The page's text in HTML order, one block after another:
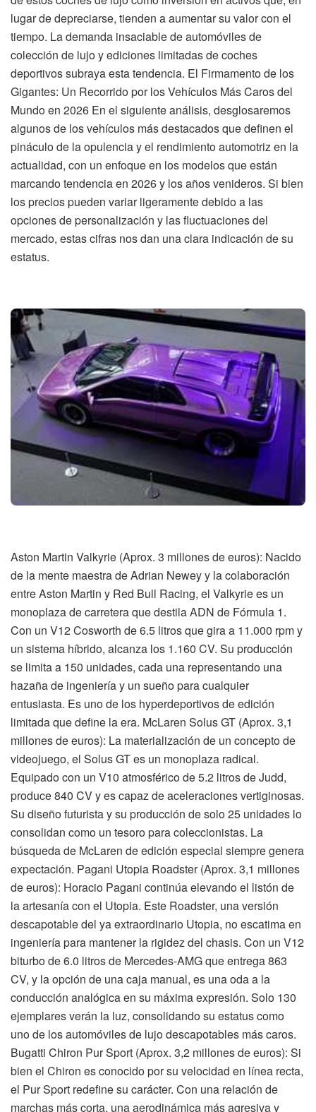
lugar de depreciarse, tienden a aumentar su valor con el
tiempo. La demanda insaciable de automóviles de
colección de lujo y ediciones limitadas de coches
deportivos subraya esta tendencia. El Firmamento de los
Gigantes: Un Recorrido por los Vehículos Más Caros del
Mundo en 2026 En el siguiente análisis, desglosaremos
algunos de los vehículos más destacados que definen el
pináculo de la opulencia y el rendimiento automotriz en la
actualidad, con un enfoque en los modelos que están
marcando tendencia en 2026 y los años venideros. Si bien
los precios pueden variar ligeramente debido a las
opciones de personalización y las fluctuaciones del
mercado, estas cifras nos dan una clara indicación de su
estatus.
Aston Martin Valkyrie (Aprox. 3 millones de euros): Nacido
de la mente maestra de Adrian Newey y la colaboración
entre Aston Martin y Red Bull Racing, el Valkyrie es un
monoplaza de carretera que destila ADN de Fórmula 1.
Con un V12 Cosworth de 6.5 litros que gira a 11.000 rpm y
un sistema híbrido, alcanza los 1.160 CV. Su producción
se limita a 150 unidades, cada una representando una
hazaña de ingeniería y un sueño para cualquier
entusiasta. Es uno de los hyperdeportivos de edición
limitada que define la era. McLaren Solus GT (Aprox. 3,1
millones de euros): La materialización de un concepto de
videojuego, el Solus GT es un monoplaza radical.
Equipado con un V10 atmosférico de 5.2 litros de Judd,
produce 840 CV y es capaz de aceleraciones vertiginosas.
Su diseño futurista y su producción de solo 25 unidades lo
consolidan como un tesoro para coleccionistas. La
búsqueda de McLaren de edición especial siempre genera
expectación. Pagani Utopia Roadster (Aprox. 3,1 millones
de euros): Horacio Pagani continúa elevando el listón de
la artesanía con el Utopia. Este Roadster, una versión
descapotable del ya extraordinario Utopia, no escatima en
ingeniería para mantener la rigidez del chasis. Con un V12
biturbo de 6.0 litros de Mercedes-AMG que entrega 863
CV, y la opción de una caja manual, es una oda a la
conducción analógica en su máxima expresión. Solo 130
ejemplares verán la luz, consolidando su estatus como
uno de los automóviles de lujo descapotables más caros.
Bugatti Chiron Pur Sport (Aprox. 3,2 millones de euros): Si
bien el Chiron es conocido por su velocidad en línea recta,
el Pur Sport redefine su carácter. Con una relación de
marchas más corta, una aerodinámica más agresiva y